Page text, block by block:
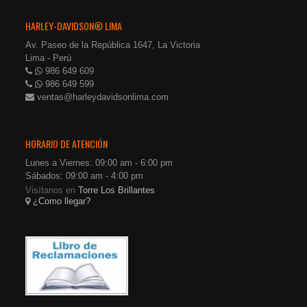
HARLEY-DAVIDSON® LIMA
Av. Paseo de la República 1647, La Victoria
Lima - Perú
986 649 609
986 649 599
ventas@harleydavidsonlima.com
HORARIO DE ATENCIÓN
Lunes a Viernes: 09:00 am - 6:00 pm
Sábados: 09:00 am - 4:00 pm
Visítanos enTorre Los Brillantes
¿Como llegar?